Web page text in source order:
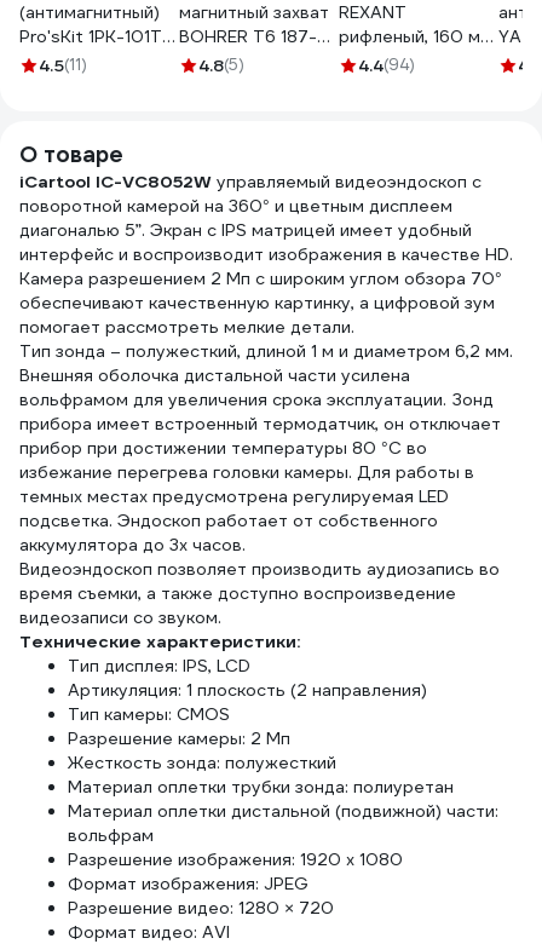
(антимагнитный)
Pro'sKit 1PK-101T
00072643
4.5(11)
магнитный захват
BOHRER Т6 187-
762 мм 16LBS до
4.8(5)
REXANT
рифленый, 160 мм,
блистер 12-0366
4.4(94) 4.9
О товаре
iCartool IC-VC8052W управляемый видеоэндоскоп с
поворотной камерой на 360° и цветным дисплеем
диагональю 5”. Экран с IPS матрицей имеет удобный
интерфейс и воспроизводит изображения в качестве HD.
Камера разрешением 2 Мп с широким углом обзора 70°
обеспечивают качественную картинку, а цифровой зум
помогает рассмотреть мелкие детали.
Тип зонда – полужесткий, длиной 1 м и диаметром 6,2 мм.
Внешняя оболочка дистальной части усилена
вольфрамом для увеличения срока эксплуатации. Зонд
прибора имеет встроенный термодатчик, он отключает
прибор при достижении температуры 80 °C во
избежание перегрева головки камеры. Для работы в
темных местах предусмотрена регулируемая LED
подсветка. Эндоскоп работает от собственного
аккумулятора до 3х часов.
Видеоэндоскоп позволяет производить аудиозапись во
время съемки, а также доступно воспроизведение
видеозаписи со звуком.
Технические характеристики:
Тип дисплея: IPS, LCD
Артикуляция: 1 плоскость (2 направления)
Тип камеры: CMOS
Разрешение камеры: 2 Мп
Жесткость зонда: полужесткий
Материал оплетки трубки зонда: полиуретан
Материал оплетки дистальной (подвижной) части:
вольфрам
Разрешение изображения: 1920 х 1080
Формат изображения: JPEG
Разрешение видео: 1280 × 720
Формат видео: AVI